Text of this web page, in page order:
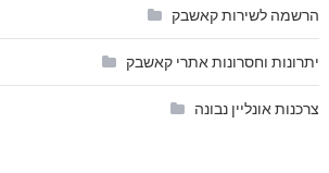
הרשמה לשירות קאשבק
יתרונות וחסרונות אתרי קאשבק
צרכנות אונליין נבונה